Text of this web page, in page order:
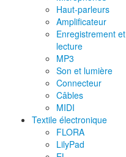
Haut-parleurs
Amplificateur
Enregistrement et
lecture
MP3
Son et lumière
Connecteur
Câbles
MIDI
Textile électronique
FLORA
LilyPad